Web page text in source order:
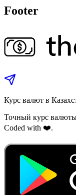
Footer
Курс валют в
Точный курс
Coded with ❤️.